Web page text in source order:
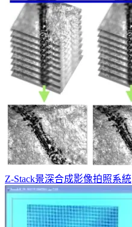
Z-Stack景深合成影像拍照系統